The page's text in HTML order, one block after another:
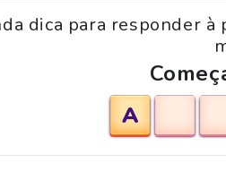
dica para responder à
A